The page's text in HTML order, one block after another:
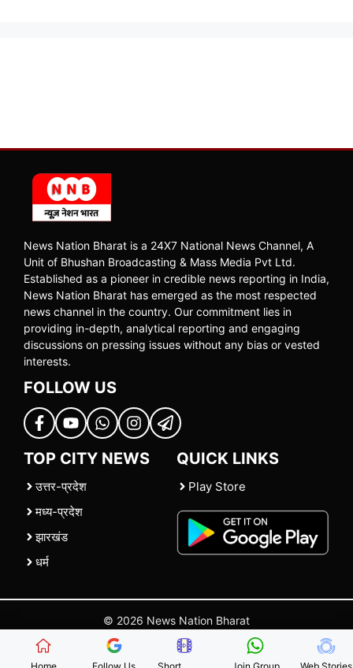
News Nation Bharat is a 24X7 National News Channel, A
Unit of Bhushan Broadcasting & Mass Media Pvt Ltd.
Established as a pioneer in credible news reporting in India,
News Nation Bharat has emerged as the most respected
news channel in the country. Our commitment lies in
providing in-depth, analytical reporting and engaging
discussions on pressing issues without any bias or vested
interests.
FOLLOW US
TOP CITY NEWS
उत्तर-प्रदेश
मध्य-प्रदेश
झारखंड
धर्म
QUICK LINKS
Play Store
© 2026 News Nation Bharat
| |Contact Us |Policies Terms and Conditions